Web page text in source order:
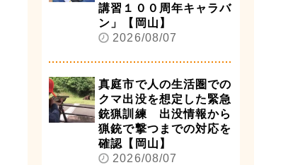
講習１００周年キャラバ
ン」【岡山】
2026/08/07
真庭市で人の生活圏での
クマ出没を想定した緊急
銃猟訓練 出没情報から
猟銃で撃つまでの対応を
確認【岡山】
2026/08/07